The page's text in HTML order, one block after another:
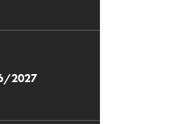
2027